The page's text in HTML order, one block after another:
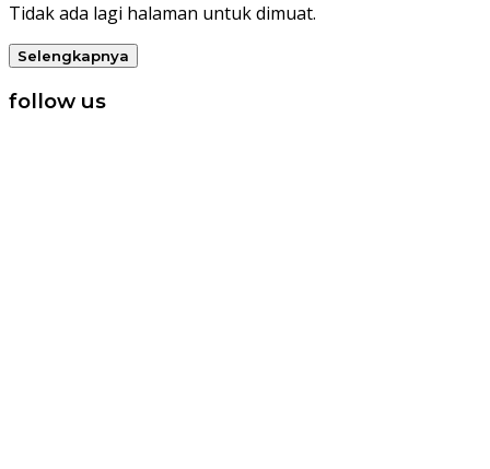
Tidak ada lagi halaman untuk dimuat.
Selengkapnya
follow us